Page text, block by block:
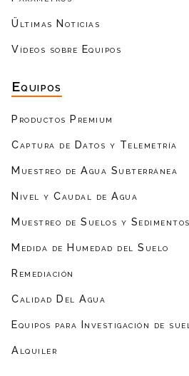
Ültimas Noticias
Vídeos sobre Equipos
Equipos
Productos Premium
Captura de Datos y Telemetría
Muestreo de Agua Subterránea
Nivel y Caudal de Agua
Muestreo de Suelos y Sedimentos
Medida de Humedad del Suelo
Remediación
Calidad Del Agua
Equipos para Investigación de
Alquiler